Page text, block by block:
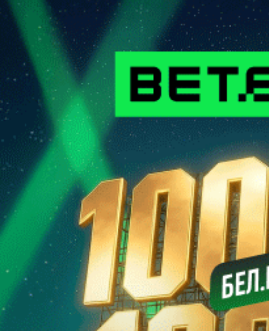
Сергей СЕЛИВАНОВ
Футбол. Betera-высшая лига. Особое мнение. Место для
Во время открытого до девятого августа трансферного окна в
Betera-высшей лиге уже совершено немало взаимовыгодных
сделок, но особняком выглядит возвращение в Могилев
Кирилла Цепенкова. Один из наиболее одаренных
футболистов Беларуси, рожденных в XXI веке, вернулся в
альма-матер, где старательно постигал футбольное искусство
в специализированной школе “Днепра”.
Александр КАНАНОВИЧ
Футзал. Александр Чибисов. Нахожусь в своей команде